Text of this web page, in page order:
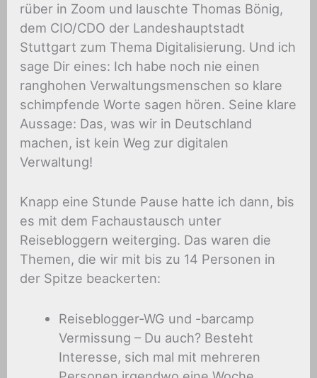
rüber in Zoom und lauschte Thomas Bönig,
dem CIO/CDO der Landeshauptstadt
Stuttgart zum Thema Digitalisierung. Und ich
sage Dir eines: Ich habe noch nie einen
ranghohen Verwaltungsmenschen so klare
schimpfende Worte sagen hören. Seine klare
Aussage: Das, was wir in Deutschland
machen, ist kein Weg zur digitalen
Verwaltung!
Knapp eine Stunde Pause hatte ich dann, bis
es mit dem Fachaustausch unter
Reisebloggern weiterging. Das waren die
Themen, die wir mit bis zu 14 Personen in
der Spitze beackerten:
Reiseblogger-WG und -barcamp
Vermissung – Du auch? Besteht
Interesse, sich mal mit mehreren